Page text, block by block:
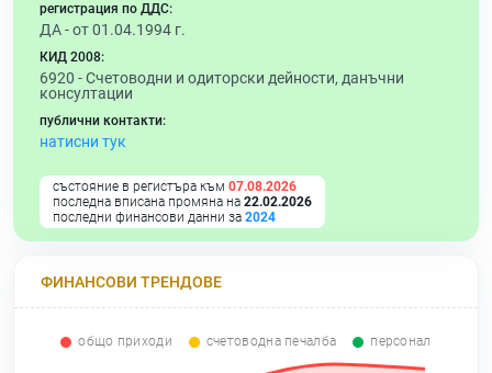
регистрация по ДДС:
ДА - от 01.04.1994 г.
КИД 2008:
6920 -Счетоводни и одиторски дейности, данъчни
консултации
публични контакти:
натисни тук
състояние в регистъра към 07.08.2026
последна вписана промяна на 22.02.2026
последни финансови данни за 2024
ФИНАНСОВИ ТРЕНДОВЕ
общо приходи счетоводна печалба персонал